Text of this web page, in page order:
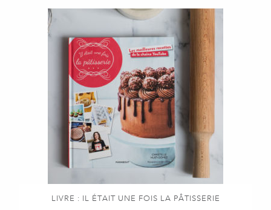
LIVRE : IL ÉTAIT UNE FOIS LA PÂTISSERIE